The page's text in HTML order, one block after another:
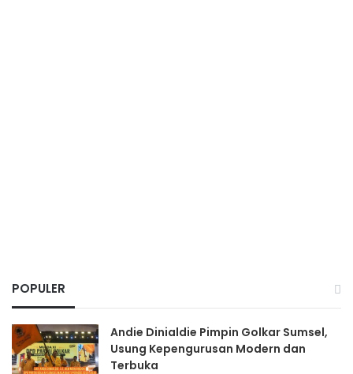
POPULER
Andie Dinialdie Pimpin Golkar Sumsel,
Usung Kepengurusan Modern dan
Terbuka